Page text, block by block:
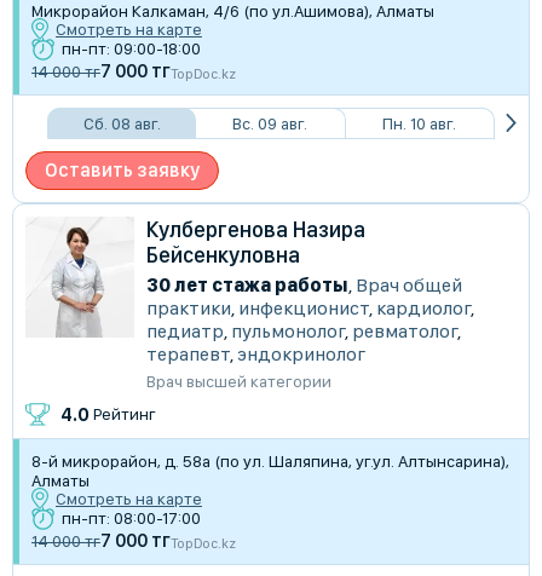
Микрорайон Калкаман, 4/6 (по ул.Ашимова), Алматы
Смотреть на карте
пн-пт: 09:00-18:00
14 000 тг7 000 тгTopDoc.kz
Сб. 08 авг. Вс. 09 авг. Пн. 10 авг.
Оставить заявку
Кулбергенова Назира
Бейсенкуловна
30 лет стажа работы, Врач общей
практики, инфекционист, кардиолог,
педиатр, пульмонолог, ревматолог,
терапевт, эндокринолог
Врач высшей категории
4.0 Рейтинг
8-й микрорайон, д. 58а (по ул. Шаляпина, уг.ул. Алтынсарина),
Алматы
Смотреть на карте
пн-пт: 08:00-17:00
14 000 тг7 000 тгTopDoc.kz